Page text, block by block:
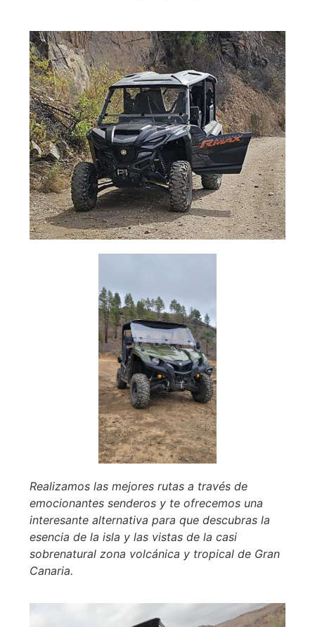
Realizamos las mejores rutas a través de
emocionantes senderos y te ofrecemos una
interesante alternativa para que descubras la
esencia de la isla y las vistas de la casi
sobrenatural zona volcánica y tropical de Gran
Canaria.